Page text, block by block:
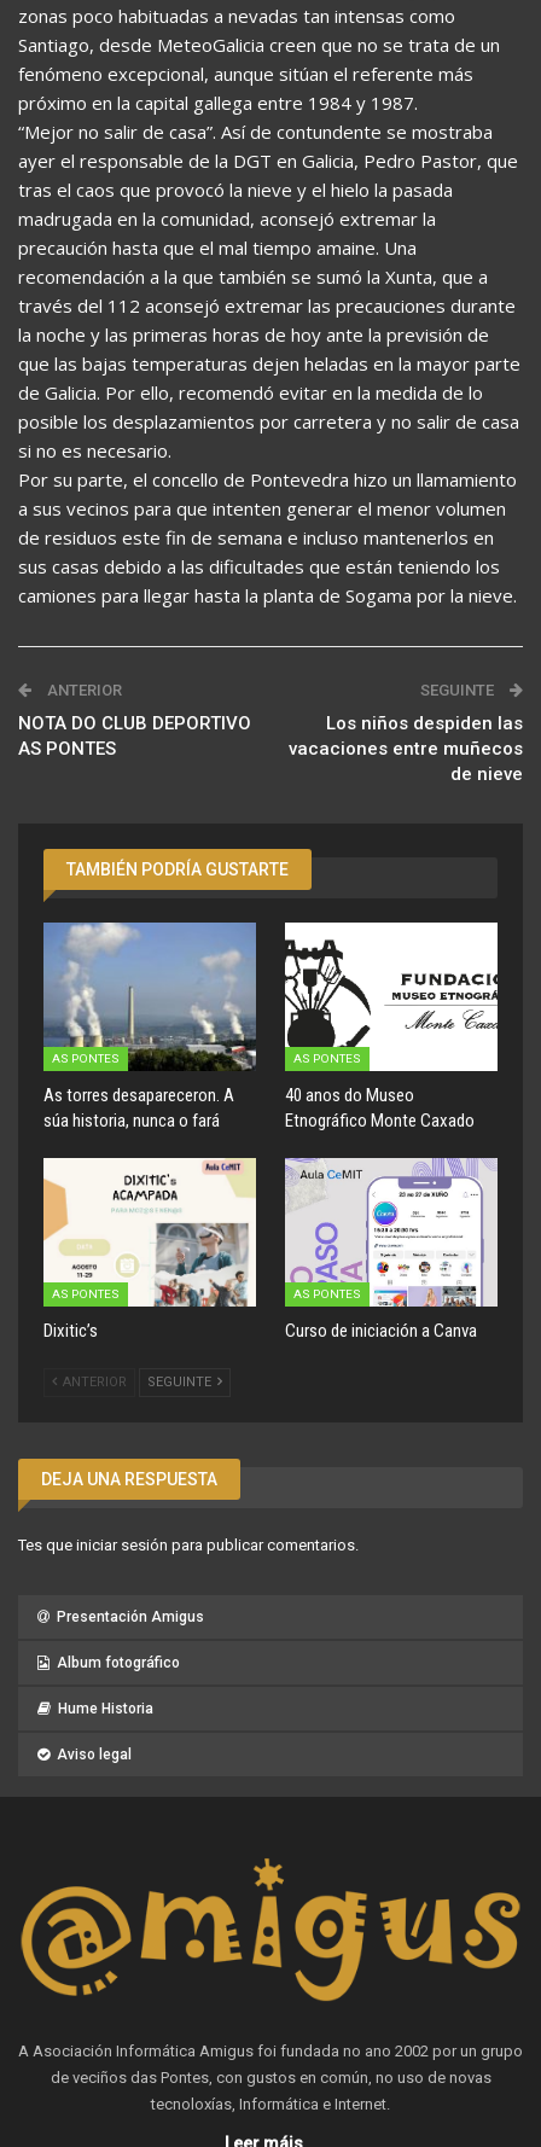
zonas poco habituadas a nevadas tan intensas como
Santiago, desde MeteoGalicia creen que no se trata de un
fenómeno excepcional, aunque sitúan el referente más
próximo en la capital gallega entre 1984 y 1987.
“Mejor no salir de casa”. Así de contundente se mostraba
ayer el responsable de la DGT en Galicia, Pedro Pastor, que
tras el caos que provocó la nieve y el hielo la pasada
madrugada en la comunidad, aconsejó extremar la
precaución hasta que el mal tiempo amaine. Una
recomendación a la que también se sumó la Xunta, que a
través del 112 aconsejó extremar las precauciones durante
la noche y las primeras horas de hoy ante la previsión de
que las bajas temperaturas dejen heladas en la mayor parte
de Galicia. Por ello, recomendó evitar en la medida de lo
posible los desplazamientos por carretera y no salir de casa
si no es necesario.
Por su parte, el concello de Pontevedra hizo un llamamiento
a sus vecinos para que intenten generar el menor volumen
de residuos este fin de semana e incluso mantenerlos en
sus casas debido a las dificultades que están teniendo los
camiones para llegar hasta la planta de Sogama por la nieve.
ANTERIOR
NOTA DO CLUB DEPORTIVO
AS PONTES
SEGUINTE
Los niños despiden las
vacaciones entre muñecos
de nieve
TAMBIÉN PODRÍA GUSTARTE
AS PONTES
As torres desapareceron. A
súa historia, nunca o fará
AS PONTES
40 anos do Museo
Etnográfico Monte Caxado
AS PONTES
Dixitic’s
AS PONTES
Curso de iniciación a Canva
ANTERIOR SEGUINTE
DEJA UNA RESPUESTA
Tes que iniciar sesión para publicar comentarios.
Presentación Amigus
Album fotográfico
Hume Historia
Aviso legal
A Asociación Informática Amigus foi fundada no ano 2002 por un grupo
de veciños das Pontes, con gustos en común, no uso de novas
tecnoloxías, Informática e Internet.